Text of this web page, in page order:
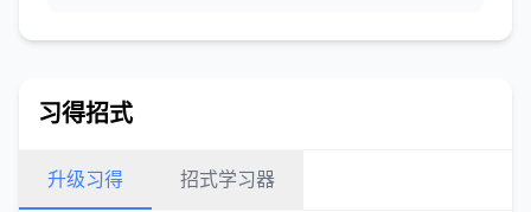
习得招式
升级习得 招式学习器